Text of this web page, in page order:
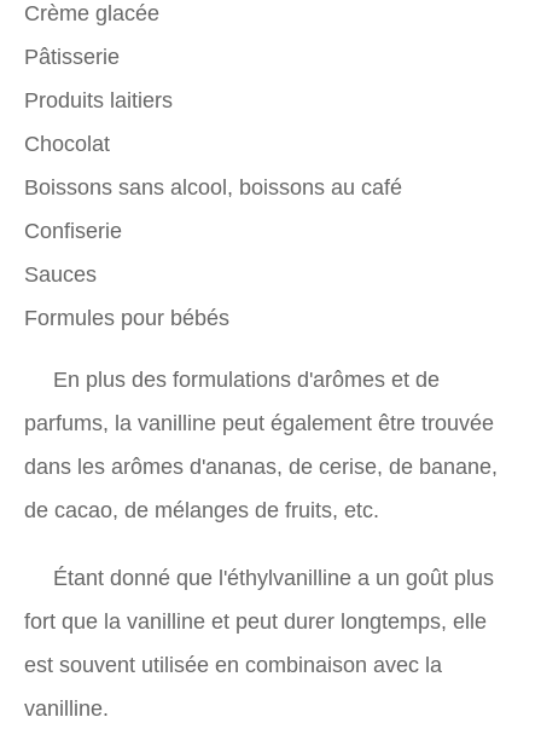
Crème glacée
Pâtisserie
Produits laitiers
Chocolat
Boissons sans alcool, boissons au café
Confiserie
Sauces
Formules pour bébés
En plus des formulations d'arômes et de
parfums, la vanilline peut également être trouvée
dans les arômes d'ananas, de cerise, de banane,
de cacao, de mélanges de fruits, etc.
Étant donné que l'éthylvanilline a un goût plus
fort que la vanilline et peut durer longtemps, elle
est souvent utilisée en combinaison avec la
vanilline.